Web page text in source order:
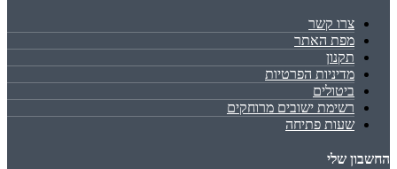
צרו קשר
מפת האתר
תקנון
מדיניות הפרטיות
ביטולים
רשימת ישובים מרוחקים
שעות פתיחה
החשבון שלי